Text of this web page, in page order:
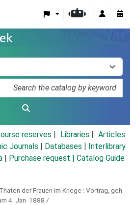
reserves Libraries
Articles
Journals Databases
Interlibrary
Purchase request | Catalog Guide
der Frauen im Kriege : Vortrag, geh.
4. Jan. 1888 /